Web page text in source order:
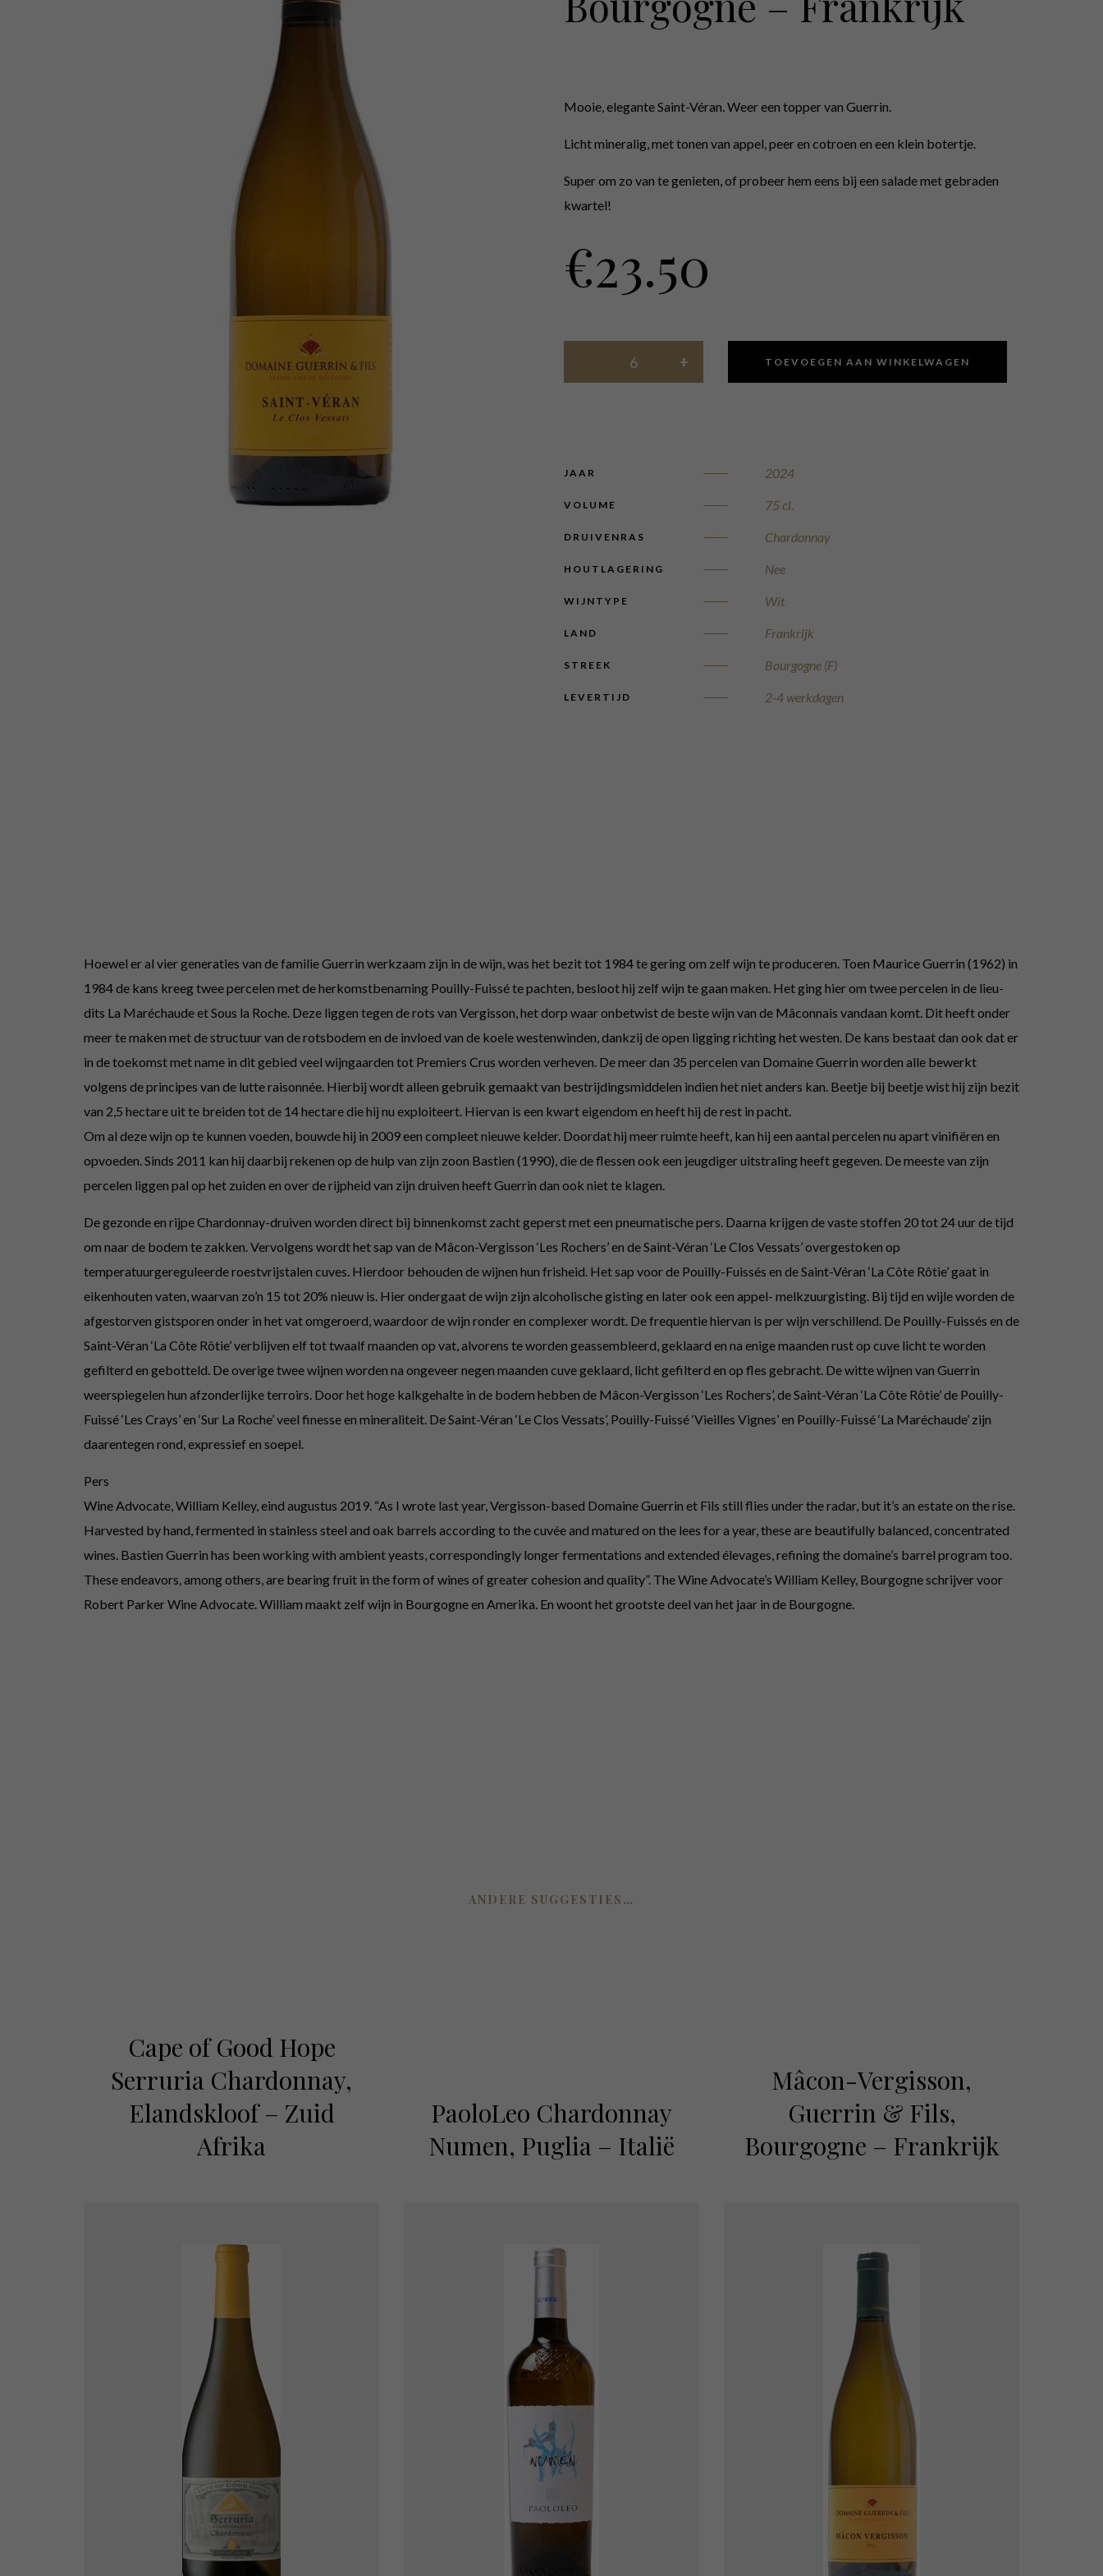
Mooie, elegante Saint-Véran. Weer een topper van Guerrin.
Licht mineralig, met tonen van appel, peer en cotroen en een klein botertje.
Super om zo van te genieten, of probeer hem eens bij een salade met gebraden
kwartel!
€23.50
TOEVOEGEN AAN WINKELWAGEN
JAAR 2024
VOLUME 75 cl.
DRUIVENRAS Chardonnay
HOUTLAGERING Nee
WIJNTYPE Wit
LAND Frankrijk
STREEK Bourgogne (F)
LEVERTIJD 2-4 werkdagen
Hoewel er al vier generaties van de familie Guerrin werkzaam zijn in de wijn, was het bezit tot 1984 te gering om zelf wijn te produceren. Toen Maurice Guerrin (1962) in
1984 de kans kreeg twee percelen met de herkomstbenaming Pouilly-Fuissé te pachten, besloot hij zelf wijn te gaan maken. Het ging hier om twee percelen in de lieu-
dits La Maréchaude et Sous la Roche. Deze liggen tegen de rots van Vergisson, het dorp waar onbetwist de beste wijn van de Mâconnais vandaan komt. Dit heeft onder
meer te maken met de structuur van de rotsbodem en de invloed van de koele westenwinden, dankzij de open ligging richting het westen. De kans bestaat dan ook dat er
in de toekomst met name in dit gebied veel wijngaarden tot Premiers Crus worden verheven. De meer dan 35 percelen van Domaine Guerrin worden alle bewerkt
volgens de principes van de lutte raisonnée. Hierbij wordt alleen gebruik gemaakt van bestrijdingsmiddelen indien het niet anders kan. Beetje bij beetje wist hij zijn bezit
van 2,5 hectare uit te breiden tot de 14 hectare die hij nu exploiteert. Hiervan is een kwart eigendom en heeft hij de rest in pacht.
Om al deze wijn op te kunnen voeden, bouwde hij in 2009 een compleet nieuwe kelder. Doordat hij meer ruimte heeft, kan hij een aantal percelen nu apart vinifiëren en
opvoeden. Sinds 2011 kan hij daarbij rekenen op de hulp van zijn zoon Bastien (1990), die de flessen ook een jeugdiger uitstraling heeft gegeven. De meeste van zijn
percelen liggen pal op het zuiden en over de rijpheid van zijn druiven heeft Guerrin dan ook niet te klagen.
De gezonde en rijpe Chardonnay-druiven worden direct bij binnenkomst zacht geperst met een pneumatische pers. Daarna krijgen de vaste stoffen 20 tot 24 uur de tijd
om naar de bodem te zakken. Vervolgens wordt het sap van de Mâcon-Vergisson ‘Les Rochers’ en de Saint-Véran ‘Le Clos Vessats’ overgestoken op
temperatuurgereguleerde roestvrijstalen cuves. Hierdoor behouden de wijnen hun frisheid. Het sap voor de Pouilly-Fuissés en de Saint-Véran ‘La Côte Rôtie’ gaat in
eikenhouten vaten, waarvan zo’n 15 tot 20% nieuw is. Hier ondergaat de wijn zijn alcoholische gisting en later ook een appel- melkzuurgisting. Bij tijd en wijle worden de
afgestorven gistsporen onder in het vat omgeroerd, waardoor de wijn ronder en complexer wordt. De frequentie hiervan is per wijn verschillend. De Pouilly-Fuissés en de
Saint-Véran ‘La Côte Rôtie’ verblijven elf tot twaalf maanden op vat, alvorens te worden geassembleerd, geklaard en na enige maanden rust op cuve licht te worden
gefilterd en gebotteld. De overige twee wijnen worden na ongeveer negen maanden cuve geklaard, licht gefilterd en op fles gebracht. De witte wijnen van Guerrin
weerspiegelen hun afzonderlijke terroirs. Door het hoge kalkgehalte in de bodem hebben de Mâcon-Vergisson ‘Les Rochers’, de Saint-Véran ‘La Côte Rôtie’ de Pouilly-
Fuissé ‘Les Crays’ en ‘Sur La Roche’ veel finesse en mineraliteit. De Saint-Véran ‘Le Clos Vessats’, Pouilly-Fuissé ‘Vieilles Vignes’ en Pouilly-Fuissé ‘La Maréchaude’ zijn
daarentegen rond, expressief en soepel.
Pers
Wine Advocate, William Kelley, eind augustus 2019. “As I wrote last year, Vergisson-based Domaine Guerrin et Fils still flies under the radar, but it’s an estate on the rise.
Harvested by hand, fermented in stainless steel and oak barrels according to the cuvée and matured on the lees for a year, these are beautifully balanced, concentrated
wines. Bastien Guerrin has been working with ambient yeasts, correspondingly longer fermentations and extended élevages, refining the domaine’s barrel program too.
These endeavors, among others, are bearing fruit in the form of wines of greater cohesion and quality”. The Wine Advocate’s William Kelley, Bourgogne schrijver voor
Robert Parker Wine Advocate. William maakt zelf wijn in Bourgogne en Amerika. En woont het grootste deel van het jaar in de Bourgogne.
ANDERE SUGGESTIES…
Cape of Good Hope
Serruria Chardonnay,
Elandskloof – Zuid
Afrika
PaoloLeo Chardonnay
Numen, Puglia – Italië
Mâcon-Vergisson,
Guerrin & Fils,
Bourgogne – Frankrijk